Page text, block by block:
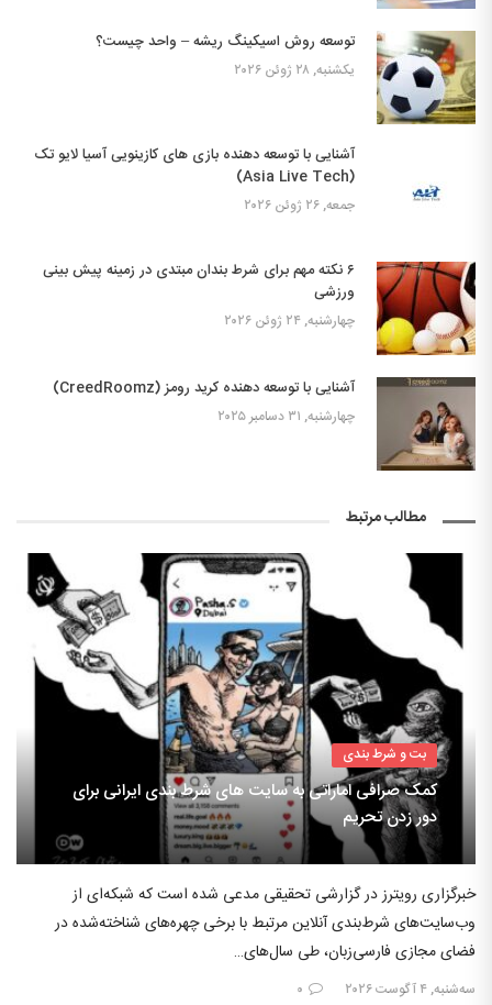
توسعه روش اسیکینگ ریشه – واحد چیست؟
یکشنبه, ۲۸ ژوئن ۲۰۲۶
آشنایی با توسعه دهنده بازی های کازینویی آسیا لایو تک
(Asia Live Tech)
جمعه, ۲۶ ژوئن ۲۰۲۶
۶ نکته مهم برای شرط بندان مبتدی در زمینه پیش بینی
ورزشی
چهارشنبه, ۲۴ ژوئن ۲۰۲۶
آشنایی با توسعه دهنده کرید رومز (CreedRoomz)
چهارشنبه, ۳۱ دسامبر ۲۰۲۵
مطالب مرتبط
بت و شرط بندی
کمک صرافی اماراتی به سایت های شرط بندی ایرانی برای
دور زدن تحریم
خبرگزاری رویترز در گزارشی تحقیقی مدعی شده است که شبکه‌ای از
وب‌سایت‌های شرط‌بندی آنلاین مرتبط با برخی چهره‌های شناخته‌شده در
فضای مجازی فارسی‌زبان، طی سال‌های…
سه‌شنبه, ۴ آگوست ۲۰۲۶ ۰